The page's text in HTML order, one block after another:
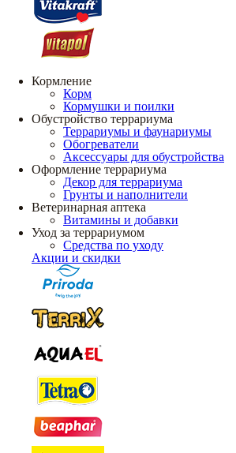
Кормление
Корм
Кормушки и поилки
Обустройство террариума
Террариумы и фаунариумы
Обогреватели
Аксессуары для обустройства
Оформление террариума
Декор для террариума
Грунты и наполнители
Ветеринарная аптека
Витамины и добавки
Уход за террариумом
Средства по уходу
Акции и скидки